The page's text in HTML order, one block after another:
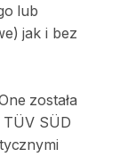
lub
jak i bez
została
TÜV SÜD